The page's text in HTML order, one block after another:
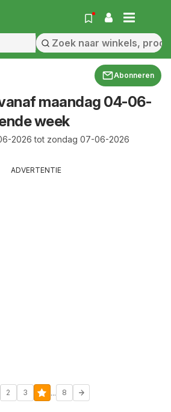
Abonneren
maandag 04-06-
week
2026 tot zondag 07-06-2026
ADVERTENTIE
2 3 ... 8